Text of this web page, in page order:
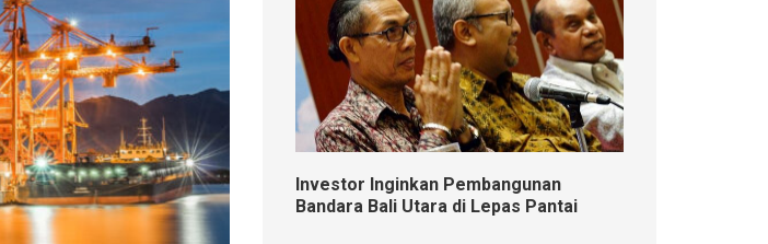
Investor Inginkan Pembangunan
Bandara Bali Utara di Lepas Pantai